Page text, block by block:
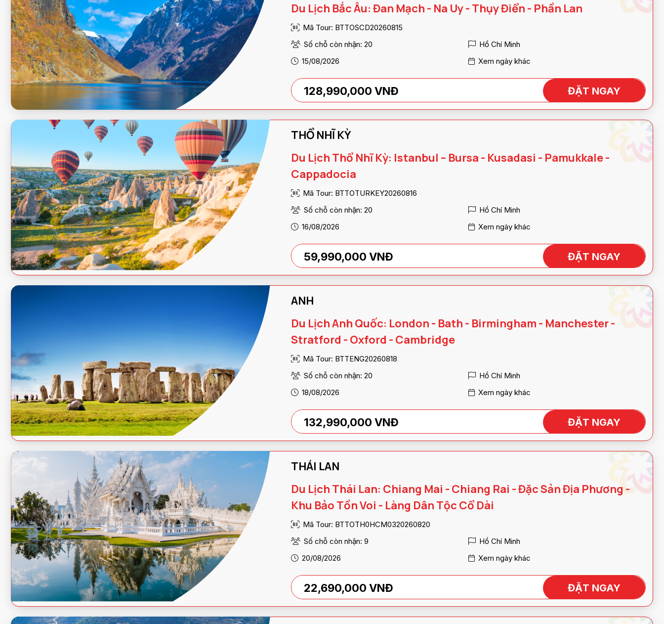
Du Lịch Bắc Âu: Đan Mạch - Na Uy - Thụy Điển - Phần Lan
Mã Tour: BTTOSCD20260815
Số chỗ còn nhận: 20
Hồ Chí Minh
15/08/2026
Xem ngày khác
128,990,000 VNĐ ĐẶT NGAY
THỔ NHĨ KỲ
Du Lịch Thổ Nhĩ Kỳ: Istanbul – Bursa - Kusadasi - Pamukkale -
Cappadocia
Mã Tour: BTTOTURKEY20260816
Số chỗ còn nhận: 20
Hồ Chí Minh
16/08/2026
Xem ngày khác
59,990,000 VNĐ ĐẶT NGAY
ANH
Du Lịch Anh Quốc: London - Bath - Birmingham - Manchester -
Stratford - Oxford - Cambridge
Mã Tour: BTTENG20260818
Số chỗ còn nhận: 20
Hồ Chí Minh
18/08/2026
Xem ngày khác
132,990,000 VNĐ ĐẶT NGAY
THÁI LAN
Du Lịch Thái Lan: Chiang Mai - Chiang Rai - Đặc Sản Địa Phương -
Khu Bảo Tồn Voi - Làng Dân Tộc Cổ Dài
Mã Tour: BTTOTH0HCM0320260820
Số chỗ còn nhận: 9
Hồ Chí Minh
20/08/2026
Xem ngày khác
22,690,000 VNĐ ĐẶT NGAY